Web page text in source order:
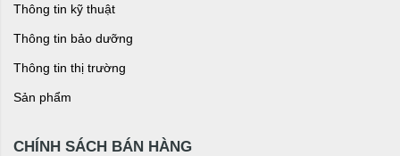
Thông tin kỹ thuật
Thông tin bảo dưỡng
Thông tin thị trường
Sản phẩm
CHÍNH SÁCH BÁN HÀNG